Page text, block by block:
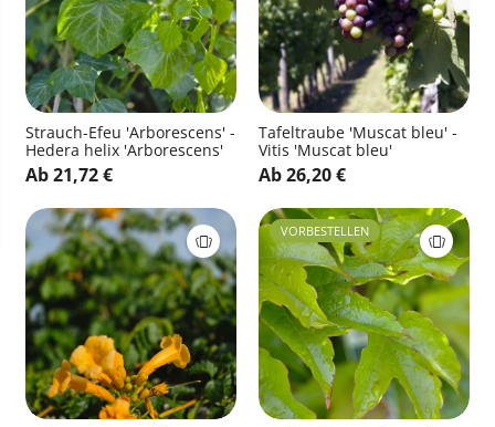
Strauch-Efeu 'Arborescens' -
Hedera helix 'Arborescens'
Ab 21,72 €
Tafeltraube 'Muscat bleu' -
Vitis 'Muscat bleu'
Ab 26,20 €
VORBESTELLEN